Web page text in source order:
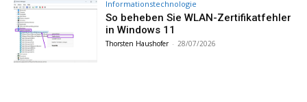
Informationstechnologie
So beheben Sie WLAN-Zertifikatfehler
in Windows 11
Thorsten Haushofer - 28/07/2026